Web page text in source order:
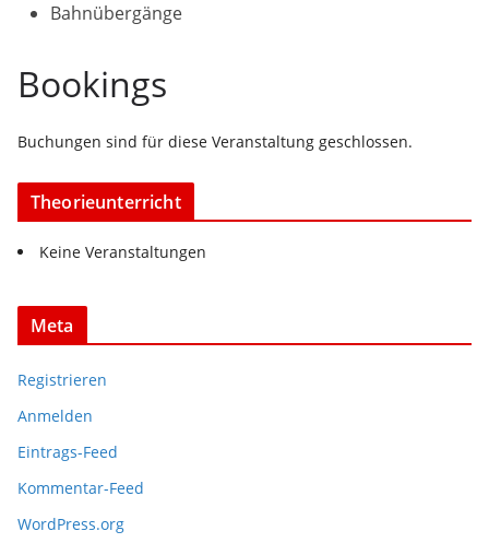
Bahnübergänge
Bookings
Buchungen sind für diese Veranstaltung geschlossen.
Theorieunterricht
Keine Veranstaltungen
Meta
Registrieren
Anmelden
Eintrags-Feed
Kommentar-Feed
WordPress.org